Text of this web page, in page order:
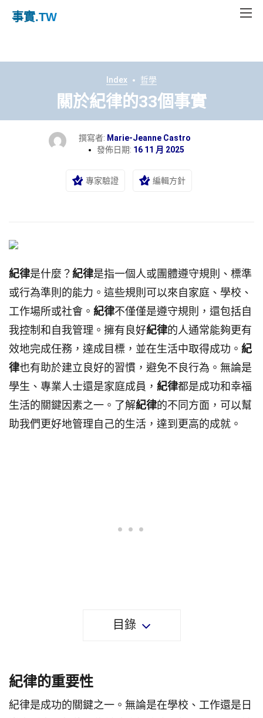
事實.TW
Index 哲學
關於紀律的33個事實
撰寫者: Marie-Jeanne Castro
發佈日期: 16 11 月 2025
專家驗證 編輯方針
紀律是什麼？紀律是指一個人或團體遵守規則、標準
或行為準則的能力。這些規則可以來自家庭、學校、
工作場所或社會。 紀律不僅僅是遵守規則，還包括自
我控制和自我管理。擁有良好紀律的人通常能夠更有
效地完成任務，達成目標，並在生活中取得成功。 紀
律也有助於建立良好的習慣，避免不良行為。無論是
學生、專業人士還是家庭成員， 紀律都是成功和幸福
生活的關鍵因素之一。了解紀律的不同方面，可以幫
助我們更好地管理自己的生活，達到更高的成就。
目錄
紀律的重要性
紀律是成功的關鍵之一。無論是在學校、工作還是日